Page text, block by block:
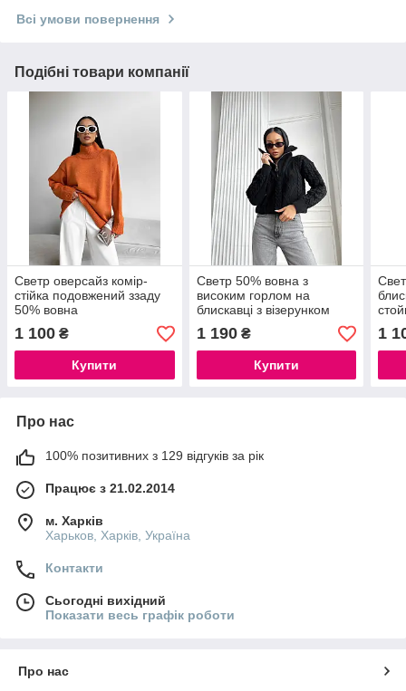
Всі умови повернення
Подібні товари компанії
Светр оверсайз комір-
стійка подовжений ззаду
50% вовна
1 100 ₴
Купити
Светр 50% вовна з
високим горлом на
блискавці з візерунком
коси зі спущеною лінією
плеча
1 190₴
Купити
1
Про нас
100% позитивних з 129 відгуків за рік
Працює з 21.02.2014
м. Харків
Харьков, Харків, Україна
Контакти
Сьогодні вихідний
Показати весь графік роботи
Про нас